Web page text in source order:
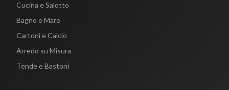
Cucina e Salotto
Bagno e Mare
Cartoni e Calcio
Arredo su Misura
Tende e Bastoni